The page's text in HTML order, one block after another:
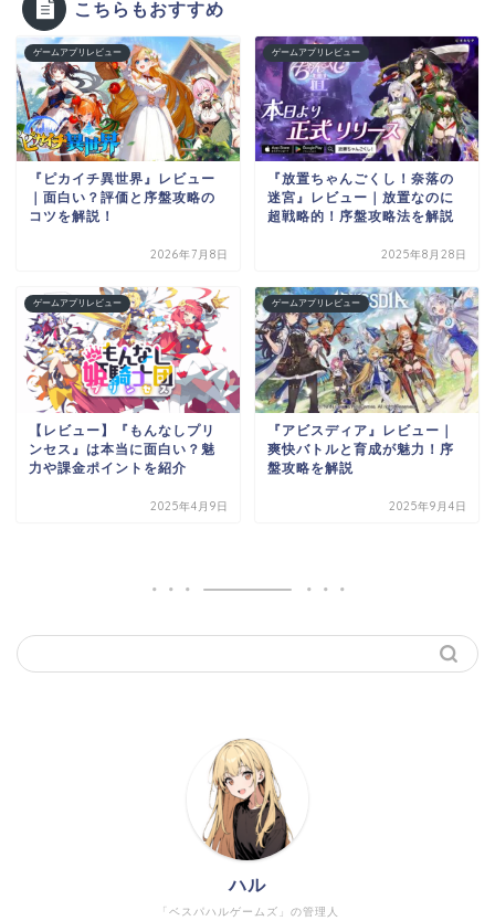
こちらもおすすめ
ゲームアプリレビュー
『ピカイチ異世界』レビュー
｜面白い？評価と序盤攻略の
コツを解説！
2026年7月8日
ゲームアプリレビュー
『放置ちゃんごくし！奈落の
迷宮』レビュー｜放置なのに
超戦略的！序盤攻略法を解説
2025年8月28日
ゲームアプリレビュー
【レビュー】『もんなしプリ
ンセス』は本当に面白い？魅
力や課金ポイントを紹介
2025年4月9日
ゲームアプリレビュー
『アビスディア』レビュー｜
爽快バトルと育成が魅力！序
盤攻略を解説
2025年9月4日
「ベスパハルゲームズ」の管理人
ハル